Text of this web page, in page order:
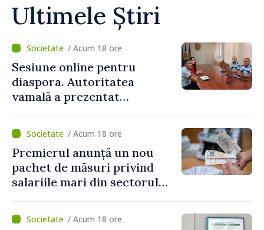
Ultimele Știri
/ Acum 18 ore
Sesiune online pentru
diaspora. Autoritatea
vamală a prezentat
revenirea în țară
/ Acum 18 ore
Premierul anunță un nou
pachet de măsuri privind
salariile mari din sectorul
/ Acum 18 ore